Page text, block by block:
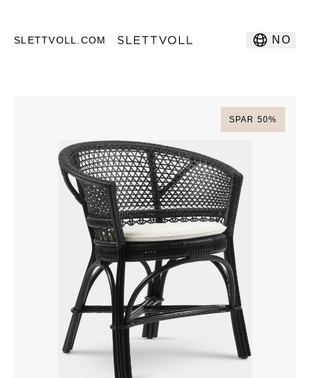
SLETTVOLL.COM NO
SPAR 50%